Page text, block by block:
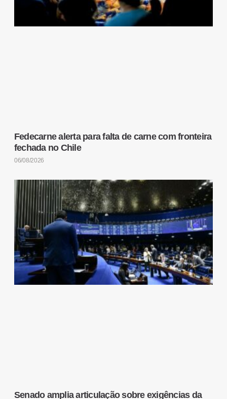
Fedecarne alerta para falta de carne com fronteira
fechada no Chile
06/08/2026
Senado amplia articulação sobre exigências da